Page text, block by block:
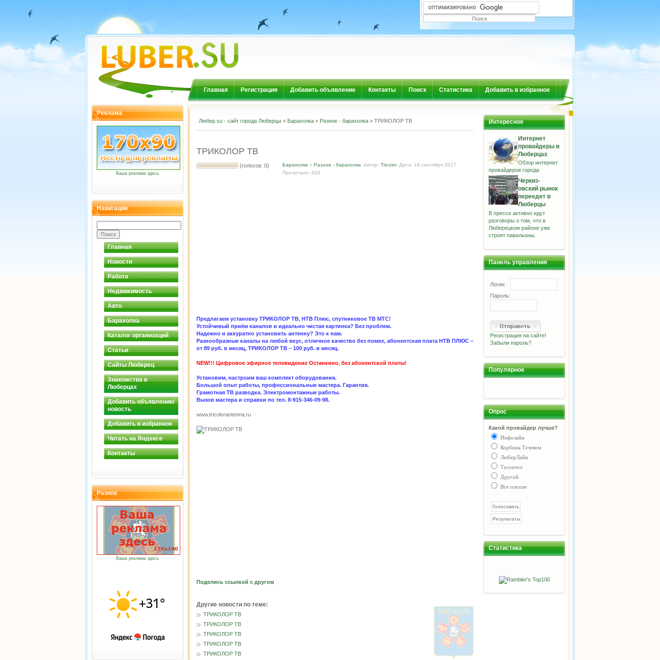
Главная Регистрация Добавить объявление Контакты Поиск Статистика Добавить в избранное
Реклама
Ваша реклама здесь
Навигация
Главная
Новости
Работа
Недвижимость
Авто
Барахолка
Каталог организаций
Статьи
Сайты Люберец
Знакомства в
Люберцах
Добавить объявление/
новость
Добавить в избранное
Читать на Яндексе
Контакты
Разное
Ваша реклама здесь
Любер.su - сайт города Люберцы » Барахолка » Разное - барахолка » ТРИКОЛОР ТВ
ТРИКОЛОР ТВ
(голосов: 0) Барахолка » Разное - барахолка Автор: Tricolor Дата: 19 сентября 2017
Прочитано: 403
Предлагаем установку ТРИКОЛОР ТВ, НТВ Плюс, спутниковое ТВ МТС!
Устойчивый приём каналов и идеально чистая картинка? Без проблем.
Надежно и аккуратно установить антенну? Это к нам.
Разнообразные каналы на любой вкус, отличное качество без помех, абонентская плата НТВ ПЛЮС –
от 89 руб. в месяц, ТРИКОЛОР ТВ – 100 руб. в месяц.
NEW!!! Цифровое эфирное телевидение Останкино, без абонентской платы!
Установим, настроим ваш комплект оборудования.
Большой опыт работы, профессиональные мастера. Гарантия.
Грамотная ТВ разводка. Электромонтажные работы.
Вызов мастера и справки по тел. 8-915-346-09-98.
www.tricolorantenna.ru
Поделись ссылкой с другом
Другие новости по теме:
ТРИКОЛОР ТВ
ТРИКОЛОР ТВ
ТРИКОЛОР ТВ
ТРИКОЛОР ТВ
ТРИКОЛОР ТВ
Интересное
Интернет
провайдеры в
Люберцах
Обзор интернет
провайдеров города
Черкиз-
овский рынок
переедет в
Люберцы
В прессе активно идут
разговоры о том, что в
Люберецком районе уже
строят павильоны.
Панель управления
Логин:
Пароль:
Регистрация на сайте!
Забыли пароль?
Популярное
Опрос
Какой провайдер лучше?
Инфолайн
Корбина Телеком
ЛюберЛайн
Тесонтел
Другой
Все плохие
Статистика